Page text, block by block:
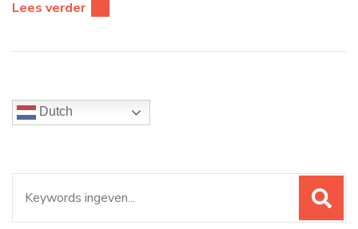
Lees verder
Dutch
naar: